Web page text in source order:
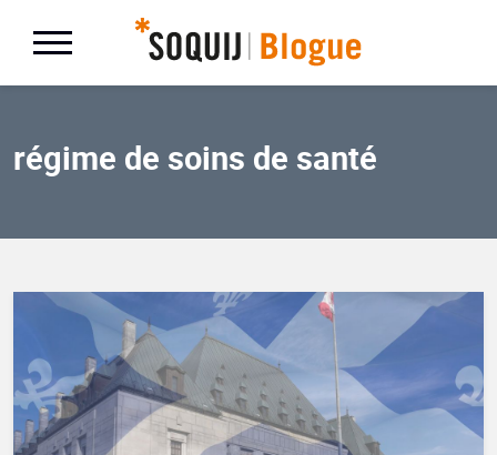
régime de soins de santé